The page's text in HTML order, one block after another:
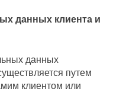
данных клиента и
данных
путем
клиентом или